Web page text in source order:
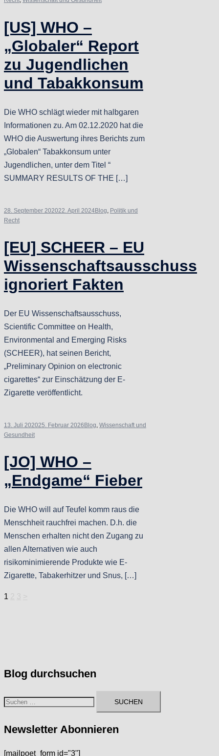
[US] WHO –
„Globaler“ Report
zu Jugendlichen
und Tabakkonsum
Die WHO schlägt wieder mit halbgaren
Informationen zu. Am 02.12.2020 hat die
WHO die Auswertung ihres Berichts zum
„Globalen“ Tabakkonsum unter
Jugendlichen, unter dem Titel “
SUMMARY RESULTS OF THE […]
28. September 202022. April 2024Blog Politik und
Recht
[EU] SCHEER – EU
Wissenschaftsausschuss
ignoriert Fakten
Der EU Wissenschaftsausschuss,
Scientific Committee on Health,
Environmental and Emerging Risks
(SCHEER), hat seinen Bericht,
„Preliminary Opinion on electronic
cigarettes“ zur Einschätzung der E-
Zigarette veröffentlicht.
13. Juli 202025. Februar 2026Blog Wissenschaft und
Gesundheit
[JO] WHO –
„Endgame“ Fieber
Die WHO will auf Teufel komm raus die
Menschheit rauchfrei machen. D.h. die
Menschen erhalten nicht den Zugang zu
allen Alternativen wie auch
risikominimierende Produkte wie E-
Zigarette, Tabakerhitzer und Snus, […]
Seitennummerierung
1
Blog durchsuchen
Suchen
Newsletter Abonnieren
[mailpoet_form id="3"]